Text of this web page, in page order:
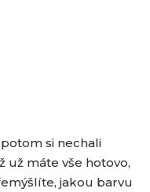
si nechali
už máte vše hotovo,
jakou barvu